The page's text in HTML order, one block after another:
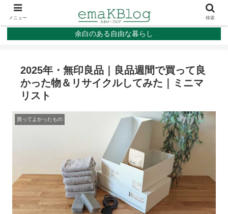
余白のある自由な暮らし
2025年・無印良品｜良品週間で買って良
かった物＆リサイクルしてみた｜ミニマ
リスト
買ってよかったもの
メニュー 検索